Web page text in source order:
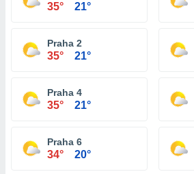
35° 21°
Praha 2
35° 21°
Praha 4
35° 21°
Praha 6
34° 20°